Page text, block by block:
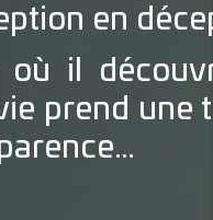
en
il
prend